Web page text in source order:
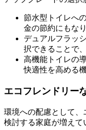
節水型トイレへ
金の節約にもなり
デュアルフラッ
択できることで
高機能トイレの
快適性を高める
エコフレンドリー
環境への配慮として
検討する家庭が増えて